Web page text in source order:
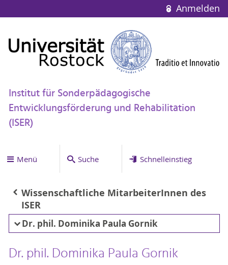
Anmelden
Institut für Sonderpädagogische
Entwicklungsförderung und Rehabilitation
(ISER)
Menü Suche Schnelleinstieg
Wissenschaftliche MitarbeiterInnen des
ISER
Dr. phil. Dominika Paula Gornik
Dr. phil. Dominika Paula Gornik